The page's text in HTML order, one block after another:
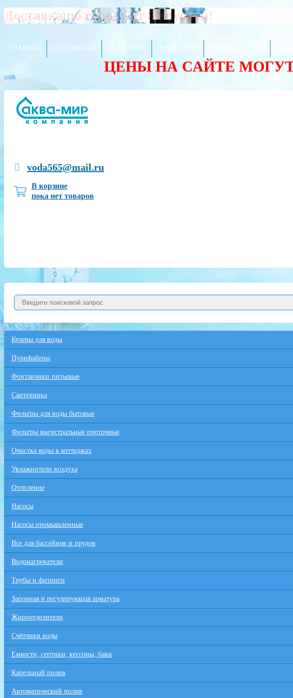
Доставка по городу от 80 рублей!
ГЛАВНАЯ ОПТОВИКАМ РАССРОЧКА РЕКВИЗИТЫ
ЦЕНЫ НА САЙТЕ
voda565@mail.ru
В корзине
пока нет товаров
Кулеры для воды
Пурифайеры
Фонтанчики питьевые
Сантехника
Фильтры для воды бытовые
Фильтры магистральные проточные
Очистка воды в коттеджах
Увлажнители воздуха
Отопление
Насосы
Насосы промышленные
Все для бaссейнов и прудов
Водонагреватели
Трубы и фитинги
Запорная и регулирующая арматура
Жироотделители
Счётчики воды
Емкости, септики, кессоны, баки
Капельный полив
Автоматический полив